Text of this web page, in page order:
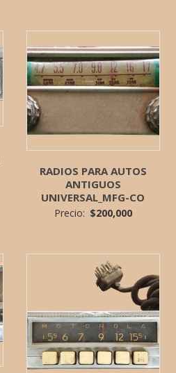
RADIOS PARA AUTOS
ANTIGUOS
UNIVERSAL_MFG-CO
Precio: $200,000